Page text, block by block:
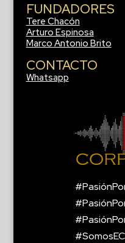
FUNDADORES
Tere Chacón
Arturo Espinosa
Marco Antonio Brito
CONTACTO
Whatsapp